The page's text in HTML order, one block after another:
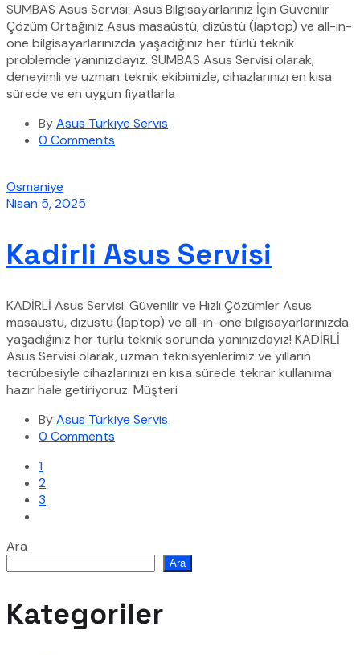
SUMBAS Asus Servisi: Asus Bilgisayarlarınız İçin Güvenilir
Çözüm Ortağınız Asus masaüstü, dizüstü (laptop) ve all-in-
one bilgisayarlarınızda yaşadığınız her türlü teknik
problemde yanınızdayız. SUMBAS Asus Servisi olarak,
deneyimli ve uzman teknik ekibimizle, cihazlarınızı en kısa
sürede ve en uygun fiyatlarla
ByAsus Türkiye Servis
0 Comments
Osmaniye
Nisan 5, 2025
Kadirli Asus Servisi
KADİRLİ Asus Servisi: Güvenilir ve Hızlı Çözümler Asus
masaüstü, dizüstü (laptop) ve all-in-one bilgisayarlarınızda
yaşadığınız her türlü teknik sorunda yanınızdayız! KADİRLİ
Asus Servisi olarak, uzman teknisyenlerimiz ve yılların
tecrübesiyle cihazlarınızı en kısa sürede tekrar kullanıma
hazır hale getiriyoruz. Müşteri
ByAsus Türkiye Servis
0 Comments
1
2
3
Ara
Ara
Kategoriler